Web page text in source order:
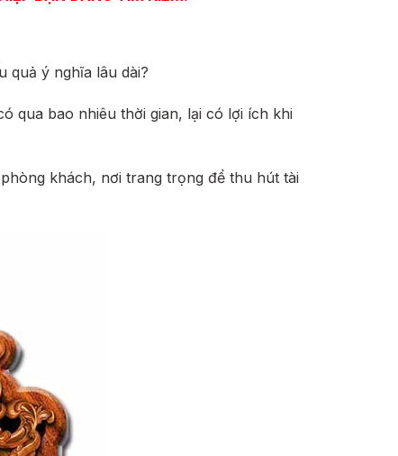
quả ý nghĩa lâu dài?
qua bao nhiêu thời gian, lại có lợi ích khi
khách, nơi trang trọng để thu hút tài